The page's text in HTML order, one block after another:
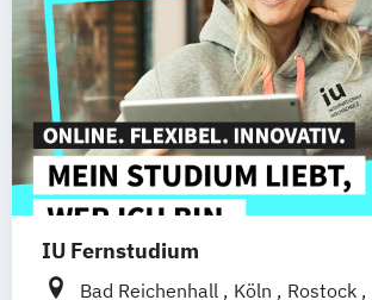
IU Fernstudium
Bad Reichenhall Köln Rostock